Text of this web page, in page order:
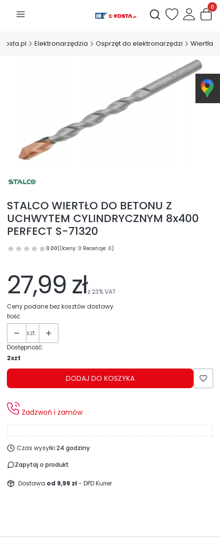
Otwórz wyszukiwarkę
Elektronarzędzia Osprzęt do elektronarzędzi Wiertła
STALCO WIERTŁO DO BETONU Z
UCHWYTEM CYLINDRYCZNYM 8x400
PERFECT S-71320
0.00(Oceny: 0 Recenzje: 0)
27,99 złz 23%VAT
Ceny podane bez kosztów dostawy.
Ilość
szt.
Dostępność:
2szt
DODAJ DO KOSZYKA
Zadzwoń i zamów
Czas wysyłki:24 godziny
Zapytaj o produkt
Dostawa od 9,99 zł- DPD Kurier